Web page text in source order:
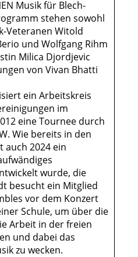
Musik für Blech-
stehen sowohl
Veteranen Witold
und Wolfgang Rihm
Milica Djordjevic
von Vivan Bhatti
ein Arbeitskreis
im
eine Tournee durch
Wie bereits in den
auch 2024 ein
wurde, die
besucht ein Mitglied
vor dem Konzert
Schule, um über die
Arbeit in der freien
und dabei das
zu wecken.